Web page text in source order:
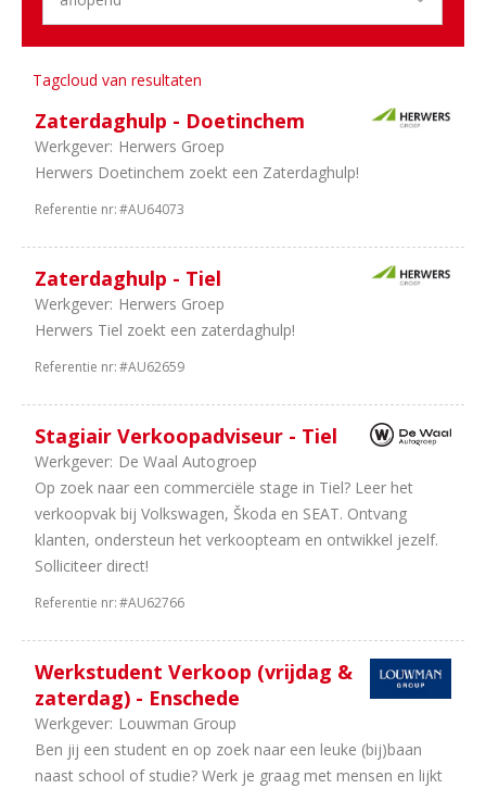
Sector
Personenauto's
Duurzame
Dealerholdings
Bedrijfsauto's
Tweewielers
Schadeherstel
Tagcloud van resultaten
Zaterdaghulp - Doetinchem
Werkgever: Herwers Groep
Herwers Doetinchem zoekt een Zaterdaghulp!
Referentie nr:#AU64073
Zaterdaghulp - Tiel
Werkgever: Herwers Groep
Herwers Tiel zoekt een zaterdaghulp!
Referentie nr:#AU62659
Stagiair Verkoopadviseur - Tiel
Werkgever: De Waal Autogroep
Op zoek naar een commerciële stage in Tiel? Leer het
verkoopvak bij Volkswagen, Škoda en SEAT. Ontvang
klanten, ondersteun het verkoopteam en ontwikkel jezelf.
Solliciteer direct!
Referentie nr:#AU62766
Werkstudent Verkoop (vrijdag &
zaterdag) - Enschede
Werkgever: Louwman Group
Ben jij een student en op zoek naar een leuke (bij)baan
naast school of studie? Werk je graag met mensen en lijkt